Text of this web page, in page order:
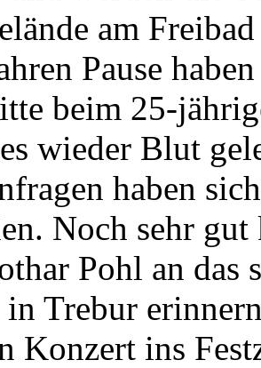
am
Pause
beim 25-
wieder Blut
haben
Noch sehr
Pohl an das
in Trebur
Konzert ins